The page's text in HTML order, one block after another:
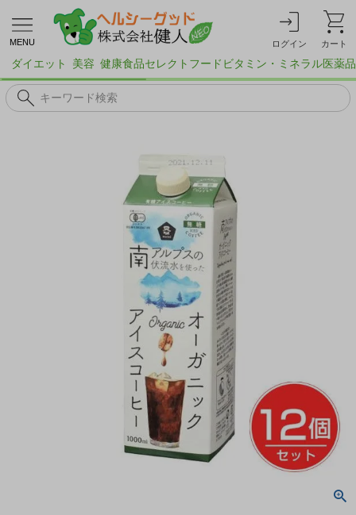
MENU ログイン カート
ダイエット 美容 健康食品セレクトフード ビタミン・ミネラル医薬品